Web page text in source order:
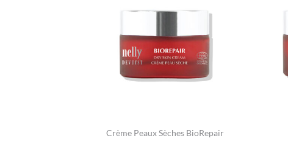
Crème Peaux Sèches BioRepair